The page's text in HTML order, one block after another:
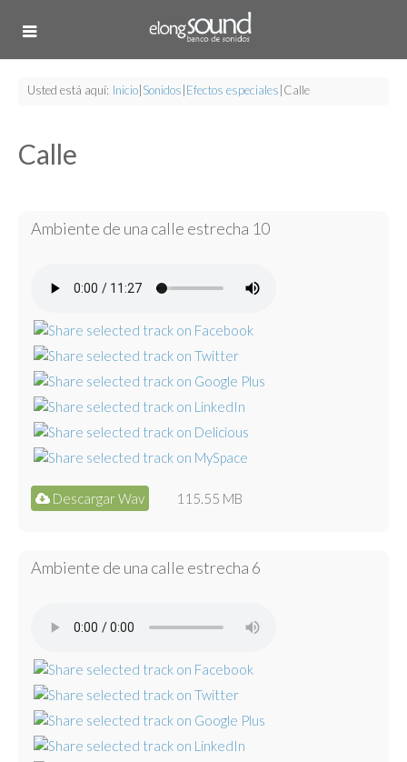
Usted está aquí: Inicio Sonidos Efectos especiales Calle
Calle
Ambiente de una calle estrecha 10
Descargar Wav 115.55 MB
Ambiente de una calle estrecha 6